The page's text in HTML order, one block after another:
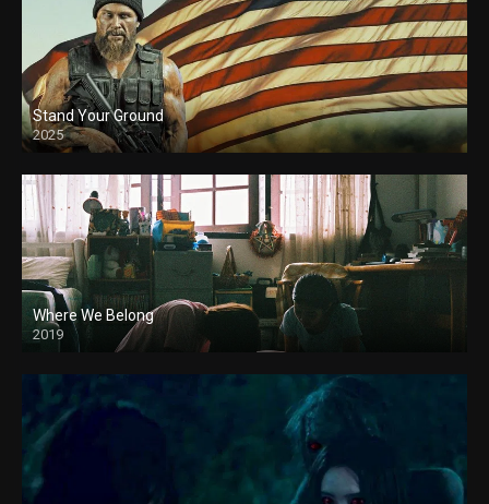
Stand Your Ground
2025
Where We Belong
2019